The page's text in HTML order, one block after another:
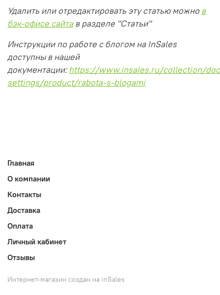
Удалить или отредактировать эту статью можно в
бэк-офисе сайтав разделе "Статьи"
Инструкции по работе с блогом на InSales
доступны в нашей
документации:https://www.insales.ru/collection/
settings/product/rabota-s-blogami
Главная
О компании
Контакты
Доставка
Оплата
Личный кабинет
Отзывы
Интернет-магазин создан на inSales